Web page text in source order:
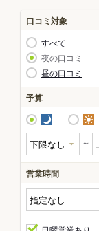
口コミ対象
すべて
夜の口コミ
昼の口コミ
予算
夜 昼
～
営業時間